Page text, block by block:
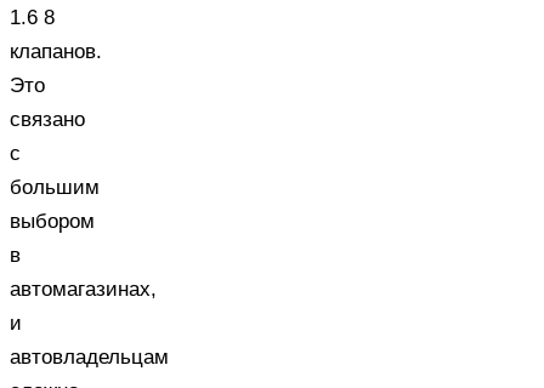
1.6 8
клапанов.
Это
связано
с
большим
выбором
в
автомагазинах,
и
автовладельцам